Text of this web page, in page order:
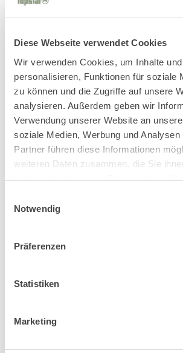
Diese Webseite verwendet Cookies
Wir verwenden Cookies, um Inhalte
personalisieren, Funktionen für soziale
zu können und die Zugriffe auf unsere
analysieren. Außerdem geben wir
Verwendung unserer Website an
soziale Medien, Werbung und
Partner führen diese Informationen
weiteren Daten zusammen, die Sie
haben oder die sie im Rahmen Ihrer
Notwendig
Präferenzen
Statistiken
Marketing